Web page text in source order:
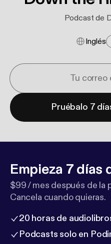
Podcast de
Inglés
Pruébalo 7
Empieza 7 días
$99 / mes después de la
Cancela cuando quieras.
20 horas de
Podcasts solo en